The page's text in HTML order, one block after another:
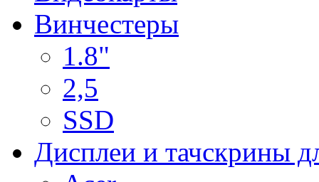
Винчестеры
1.8"
2,5
SSD
Дисплеи и тачскрины